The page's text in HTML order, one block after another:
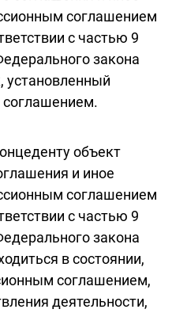
соглашением
с частью 9
закона
установленный
объект
и иное
соглашением
с частью 9
закона
в состоянии,
соглашением,
деятельности,